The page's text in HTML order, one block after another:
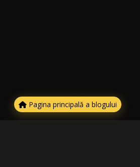
Pagina principală a blogului